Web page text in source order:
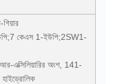
কেএস 1-ইউপি;2SW1-
এক্সিলিয়ারির অংশ, 141-